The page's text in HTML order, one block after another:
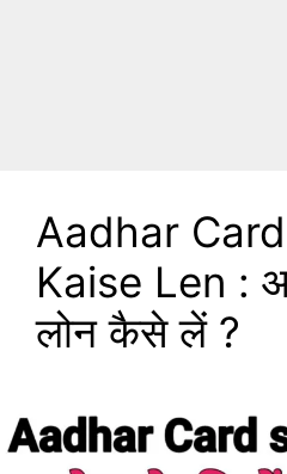
Aadhar
Kaise Len :
लोन कैसे लें ?